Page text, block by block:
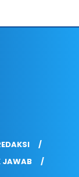
JAWAB